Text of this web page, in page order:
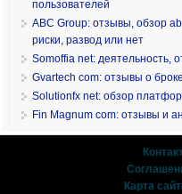
пользователей
ABC Group: отзывы, обзор
риски, развод или нет
Somoffia net: деятельность,
Gvartech com: отзывы о
Solutionfx net: обзор
Fin Magnum com: отзывы и
Карта